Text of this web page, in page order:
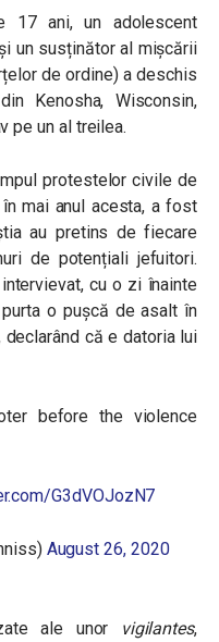
17 ani, un adolescent
un susținător al mișcării
de ordine) a deschis
Kenosha, Wisconsin,
pe un al treilea.
protestelor civile de
mai anul acesta, a fost
au pretins de fiecare
de potențiali jefuitori.
cu o zi înainte
o pușcă de asalt în
că e datoria lui
before the violence
G3dVOJozN7
August 26, 2020
ale unor vigilantes,